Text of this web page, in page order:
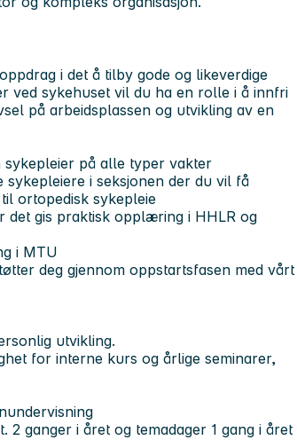
i det å tilby gode og likeverdige
ved sykehuset vil du ha en rolle i å innfri
på arbeidsplassen og utvikling av en
på alle typer vakter
i seksjonen der du vil få
ortopedisk sykepleie
det gis praktisk opplæring i HHLR og
i MTU
deg gjennom oppstartsfasen med vårt
utvikling.
for interne kurs og årlige seminarer,
ganger i året og temadager 1 gang i året